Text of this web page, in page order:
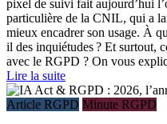
pixel de suivi fait aujourd’hui
particulière de la CNIL, qui a
mieux encadrer son usage. À
il des inquiétudes ? Et surtout,
avec le RGPD ? On vous
Lire la suite
Article RGPD Minute RGPD